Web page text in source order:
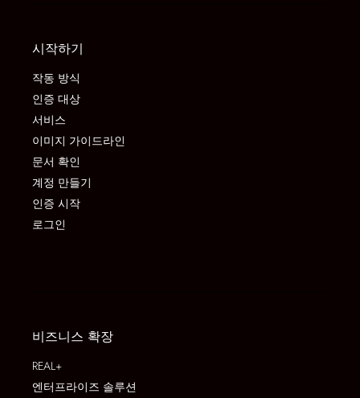
시작하기
작동 방식
인증 대상
서비스
이미지 가이드라인
문서 확인
계정 만들기
인증 시작
로그인
비즈니스 확장
REAL+
엔터프라이즈 솔루션